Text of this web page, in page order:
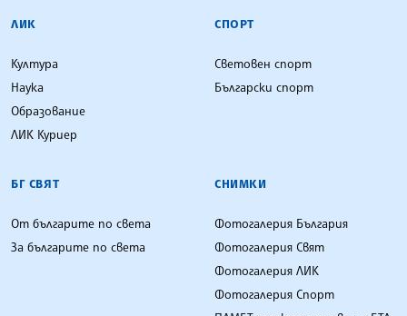
ЛИК
Култура
Наука
Образование
ЛИК Куриер
СПОРТ
Световен спорт
Български спорт
БГ СВЯТ
От българите по света
За българите по света
СНИМКИ
Фотогалерия България
Фотогалерия Свят
Фотогалерия ЛИК
Фотогалерия Спорт